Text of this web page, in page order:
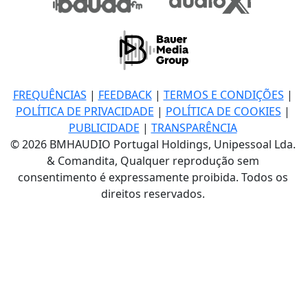
FREQUÊNCIAS | FEEDBACK| TERMOS E CONDIÇÕES |
POLÍTICA DE PRIVACIDADE | POLÍTICA DE COOKIES |
PUBLICIDADE | TRANSPARÊNCIA
© 2026 BMHAUDIO Portugal Holdings, Unipessoal Lda.
& Comandita, Qualquer reprodução sem
consentimento é expressamente proibida. Todos os
direitos reservados.